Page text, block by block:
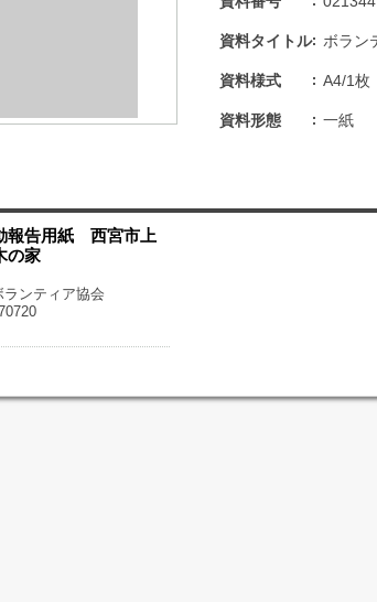
資料タイトル ボラン
資料様式 A4/1枚
資料形態 一紙
報告用紙 西宮市上
の家
ンティア協会